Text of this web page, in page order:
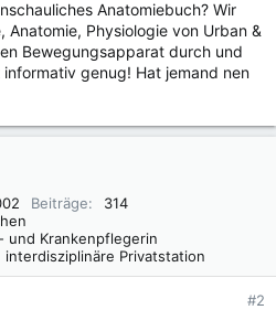
Anatomiebuch? Wir
Anatomie, Physiologie von Urban &
Bewegungsapparat durch und
genug! Hat jemand nen
Beiträge
314
und Krankenpflegerin
interdisziplinäre Privatstation
#2